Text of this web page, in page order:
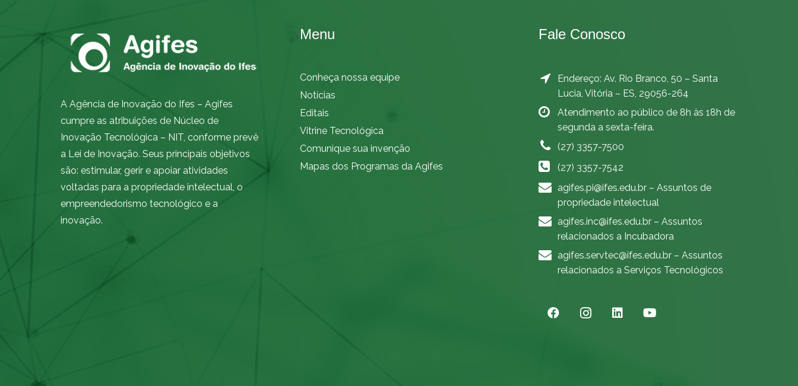
A Agência de Inovação do Ifes – Agifes
cumpre as atribuições de Núcleo de
Inovação Tecnológica – NIT, conforme prevê
a Lei de Inovação. Seus principais objetivos
são: estimular, gerir e apoiar atividades
voltadas para a propriedade intelectual, o
empreendedorismo tecnológico e a
inovação.
Menu
Conheça nossa equipe
Notícias
Editais
Vitrine Tecnológica
Comunique sua invenção
Mapas dos Programas da Agifes
Fale Conosco
Endereço: Av. Rio Branco, 50 – Santa
Lucia, Vitória – ES, 29056-264
Atendimento ao público de 8h às 18h de
segunda a sexta-feira.
(27) 3357-7500
(27) 3357-7542
agifes.pi@ifes.edu.br – Assuntos de
propriedade intelectual
agifes.inc@ifes.edu.br – Assuntos
relacionados a Incubadora
agifes.servtec@ifes.edu.br – Assuntos
relacionados a Serviços Tecnológicos